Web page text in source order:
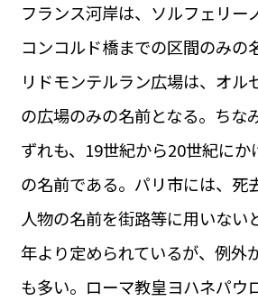
フランス河岸は、ソルフェリー
コンコルド橋までの区間のみの
リドモンテルラン広場は、オル
の広場のみの名前となる。ちな
ずれも、19世紀から20世紀に
の名前である。パリ市には、死
人物の名前を街路等に用いない
年より定められているが、例外
も多い。ローマ教皇ヨハネパウ